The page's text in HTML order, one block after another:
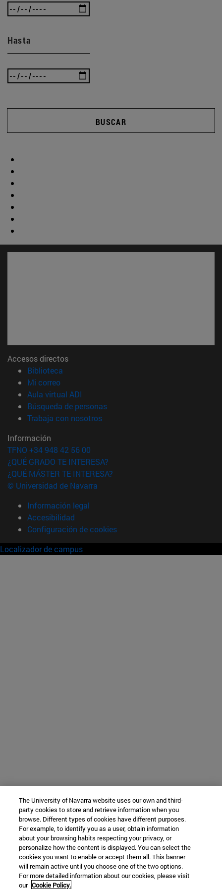
Hasta
BUSCAR
Accesos directos
Biblioteca
Mi correo(abre en nueva ventana)
Aula virtual ADI
Búsqueda de personas(abre en nueva ventana)
Trabaja con nosotros(abre en nueva ventana)
Información
TFNO +34 948 42 56 00
¿QUÉ GRADO TE INTERESA?
¿QUÉ MÁSTER TE INTERESA?
© Universidad de Navarra
Información legal
Accesibilidad
Configuración de cookies
Localizador de campus
The University of Navarra website uses our own and third-
party cookies to store and retrieve information when you
browse. Different types of cookies have different purposes.
For example, to identify you as a user, obtain information
about your browsing habits respecting your privacy, or
personalize how the content is displayed. You can select the
cookies you want to enable or accept them all. This banner
will remain active until you choose one of the two options.
For more detailed information about our cookies, please visit
our Cookie Policy.